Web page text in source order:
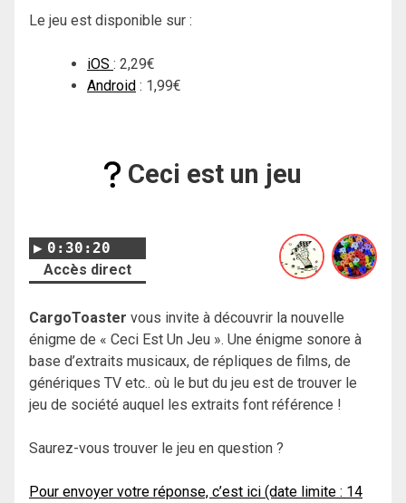
Le jeu est disponible sur :
iOS : 2,29€
Android : 1,99€
Ceci est un jeu
0:30:20
Accès direct
CargoToaster vous invite à découvrir la nouvelle
énigme de « Ceci Est Un Jeu ». Une énigme sonore à
base d’extraits musicaux, de répliques de films, de
génériques TV etc.. où le but du jeu est de trouver le
jeu de société auquel les extraits font référence !
Saurez-vous trouver le jeu en question ?
Pour envoyer votre réponse, c’est ici (date limite : 14